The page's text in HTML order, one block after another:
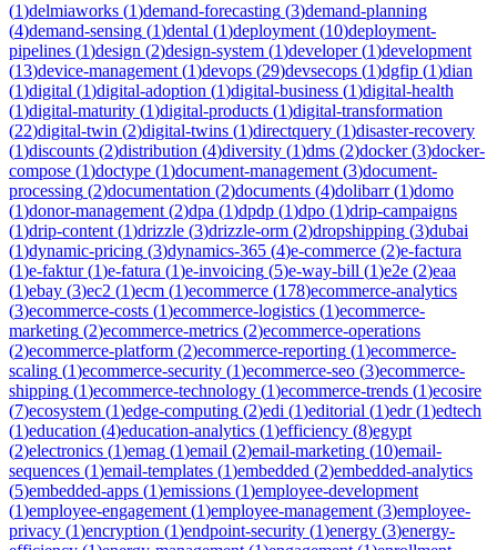
(1)delmiaworks (1)demand-forecasting (3)demand-planning
(4)demand-sensing (1)dental (1)deployment (10)deployment-
pipelines (1)design (2)design-system (1)developer(1)development
(13)device-management (1)devops (29)devsecops (1)dgfip (1)dian
(1)digital (1)digital-adoption (1)digital-business (1)digital-health
(1)digital-maturity (1)digital-products (1)digital-transformation
(22)digital-twin (2)digital-twins (1)directquery (1)disaster-recovery
(1)discounts (2)distribution (4)diversity (1)dms (2)docker(3)docker-
compose (1)doctype (1)document-management (3)document-
processing (2)documentation (2)documents (4)dolibarr(1)domo
(1)donor-management (2)dpa (1)dpdp (1)dpo (1)drip-campaigns
(1)drip-content (1)drizzle (3)drizzle-orm (2)dropshipping (3)dubai
(1)dynamic-pricing (3)dynamics-365 (4)e-commerce (2)e-factura
(1)e-faktur(1)e-fatura (1)e-invoicing (5)e-way-bill (1)e2e (2)eaa
(1)ebay (3)ec2 (1)ecm (1)ecommerce (178)ecommerce-analytics
(3)ecommerce-costs (1)ecommerce-logistics (1)ecommerce-
marketing (2)ecommerce-metrics (2)ecommerce-operations
(2)ecommerce-platform (2)ecommerce-reporting (1)ecommerce-
scaling (1)ecommerce-security (1)ecommerce-seo (3)ecommerce-
shipping (1)ecommerce-technology (1)ecommerce-trends (1)ecosire
(7)ecosystem (1)edge-computing (2)edi (1)editorial (1)edr(1)edtech
(1)education (4)education-analytics (1)efficiency (8)egypt
(2)electronics (1)emag (1)email (2)email-marketing (10)email-
sequences (1)email-templates (1)embedded (2)embedded-analytics
(5)embedded-apps (1)emissions (1)employee-development
(1)employee-engagement (1)employee-management (3)employee-
privacy (1)encryption (1)endpoint-security (1)energy (3)energy-